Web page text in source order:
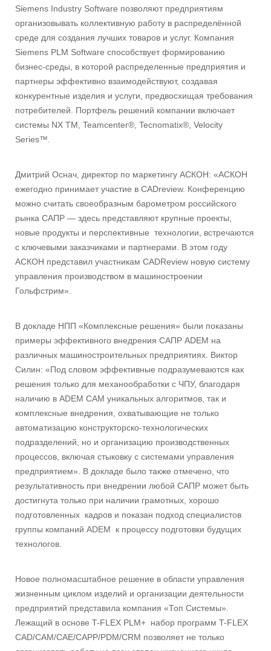
Siemens Industry Software позволяют предприятиям
организовывать коллективную работу в распределённой
среде для создания лучших товаров и услуг. Компания
Siemens PLM Software способствует формированию
бизнес-среды, в которой распределенные предприятия и
партнеры эффективно взаимодействуют, создавая
конкурентные изделия и услуги, предвосхищая требования
потребителей. Портфель решений компании включает
системы NX TM, Teamcenter®, Tecnomatix®, Velocity
Series™.
Дмитрий Оснач, директор по маркетингу АСКОН: «АСКОН
ежегодно принимает участие в CADreview. Конференцию
можно считать своеобразным барометром российского
рынка САПР — здесь представляют крупные проекты,
новые продукты и перспективные технологии, встречаются
с ключевыми заказчиками и партнерами. В этом году
АСКОН представил участникам CADReview новую систему
управления производством в машиностроении
Гольфстрим».
В докладе НПП «Комплексные решения» были показаны
примеры эффективного внедрения САПР ADEM на
различных машиностроительных предприятиях. Виктор
Силин: «Под словом эффективные подразумеваются как
решения только для механообработки с ЧПУ, благодаря
наличию в ADEM CAM уникальных алгоритмов, так и
комплексные внедрения, охватывающие не только
автоматизацию конструкторско-технологических
подразделений, но и организацию производственных
процессов, включая стыковку с системами управления
предприятием». В докладе было также отмечено, что
результативность при внедрении любой САПР может быть
достигнута только при наличии грамотных, хорошо
подготовленных кадров и показан подход специалистов
группы компаний ADEM к процессу подготовки будущих
технологов.
Новое полномасштабное решение в области управления
жизненным циклом изделий и организации деятельности
предприятий представила компания «Топ Системы».
Лежащий в основе T-FLEX PLM+ набор программ T-FLEX
CAD/CAM/CAE/CAPP/PDM/CRM позволяет не только